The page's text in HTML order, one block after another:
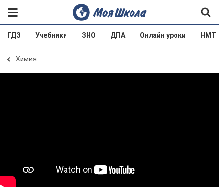
ГДЗ Учебники ЗНО ДПА Онлайн уроки НМТ
Химия